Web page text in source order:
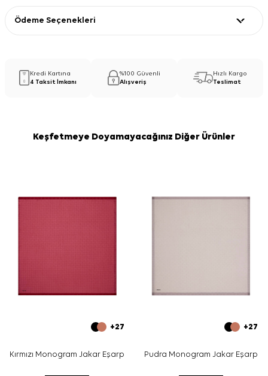
Ödeme Seçenekleri
Kredi Kartına
4 Taksit İmkanı
%100 Güvenli
Alışveriş
Hızlı Kargo
Teslimat
Keşfetmeye Doyamayacağınız Diğer Ürünler
+27
Kırmızı Monogram Jakar Eşarp
+27
Pudra Monogram Jakar Eşarp